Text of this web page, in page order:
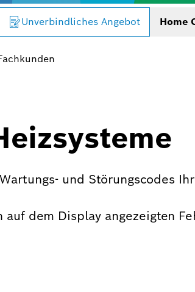
Unverbindliches Angebot Home
und Störungscodes
dem Display angezeigten